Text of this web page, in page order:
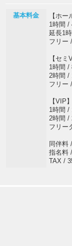
基本料金
【ホー
1時間 /
延長1
フリー
【セミ
1時間 /
2時間 /
フリー
【VIP】
1時間 /
2時間 /
フリー
同伴料
指名料
TAX /